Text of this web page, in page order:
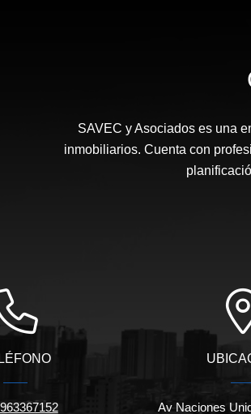
SAVEC y Asociados es una
inmobiliarios. Cuenta con
Av Naciones